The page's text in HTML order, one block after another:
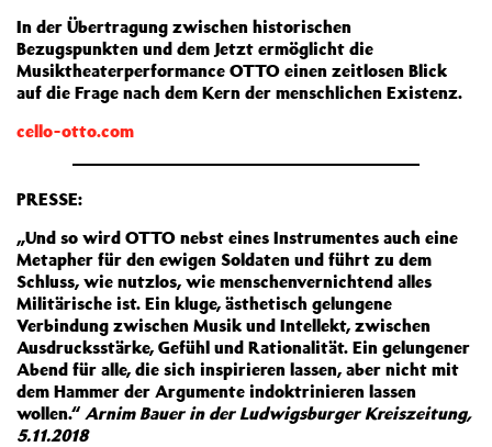
In der Übertragung zwischen historischen
Bezugspunkten und dem Jetzt ermöglicht die
Musiktheaterperformance OTTO einen zeitlosen Blick
auf die Frage nach dem Kern der menschlichen Existenz.
cello-otto.com
PRESSE:
„Und so wird OTTO nebst eines Instrumentes auch eine
Metapher für den ewigen Soldaten und führt zu dem
Schluss, wie nutzlos, wie menschenvernichtend alles
Militärische ist. Ein kluge, ästhetisch gelungene
Verbindung zwischen Musik und Intellekt, zwischen
Ausdrucksstärke, Gefühl und Rationalität. Ein gelungener
Abend für alle, die sich inspirieren lassen, aber nicht mit
dem Hammer der Argumente indoktrinieren lassen
wollen.“ Arnim Bauer in der Ludwigsburger Kreiszeitung,
5.11.2018